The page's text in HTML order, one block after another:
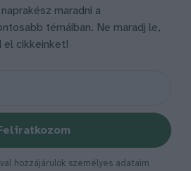
maradni a
témáiban. Ne maradj le,
el cikkeinket!
hozzájárulok személyes adataim